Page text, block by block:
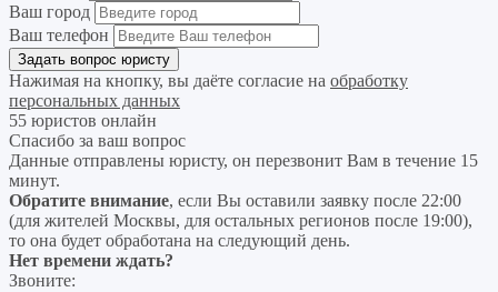
Ваш город
Ваш телефон
Нажимая на кнопку, вы даёте согласие на обработку
персональных данных
55 юристов онлайн
Спасибо за ваш вопрос
Данные отправлены юристу, он перезвонит Вам в течение 15
минут.
Обратите внимание, если Вы оставили заявку после 22:00
(для жителей Москвы, для остальных регионов после 19:00),
то она будет обработана на следующий день.
Нет времени ждать?
Звоните: